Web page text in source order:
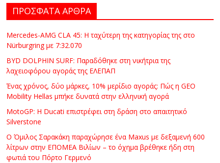
C
L
E
&
O
R
E
ΠΡΟΣΦΑΤΑ ΑΡΘΡΑ
Mercedes-AMG CLA 45: Η ταχύτερη της κατηγορίας της στο
Nürburgring με 7:32.070
BYD DOLPHIN SURF: Παραδόθηκε στη νικήτρια της
λαχειοφόρου αγοράς της ΕΛΕΠΑΠ
Ένας χρόνος, δύο μάρκες, 10% μερίδιο αγοράς: Πώς η GEO
Mobility Hellas μπήκε δυνατά στην ελληνική αγορά
MotoGP: Η Ducati επιστρέφει στη δράση στο απαιτητικό
Silverstone
Ο Όμιλος Σαρακάκη παραχώρησε ένα Maxus με δεξαμενή 600
λίτρων στην ΕΠΟΜΕΑ Βιλίων – το όχημα βρέθηκε ήδη στη
φωτιά του Πόρτο Γερμενό